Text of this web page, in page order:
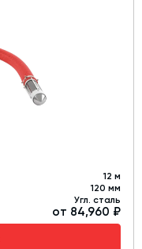
12 м
120 мм
Угл. сталь
от 84,960 ₽